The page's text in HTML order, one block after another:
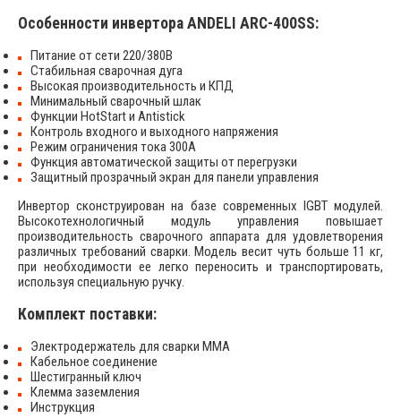
Особенности инвертора ANDELI ARC-400SS:
Питание от сети 220/380В
Стабильная сварочная дуга
Высокая производительность и КПД
Минимальный сварочный шлак
Функции HotStart и Antistick
Контроль входного и выходного напряжения
Режим ограничения тока 300А
Функция автоматической защиты от перегрузки
Защитный прозрачный экран для панели управления
Инвертор сконструирован на базе современных IGBT модулей.
Высокотехнологичный модуль управления повышает
производительность сварочного аппарата для удовлетворения
различных требований сварки. Модель весит чуть больше 11 кг,
при необходимости ее легко переносить и транспортировать,
используя специальную ручку.
Комплект поставки:
Электродержатель для сварки ММА
Кабельное соединение
Шестигранный ключ
Клемма заземления
Инструкция